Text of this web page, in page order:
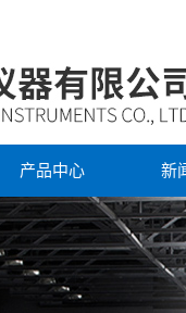
产品中心 新